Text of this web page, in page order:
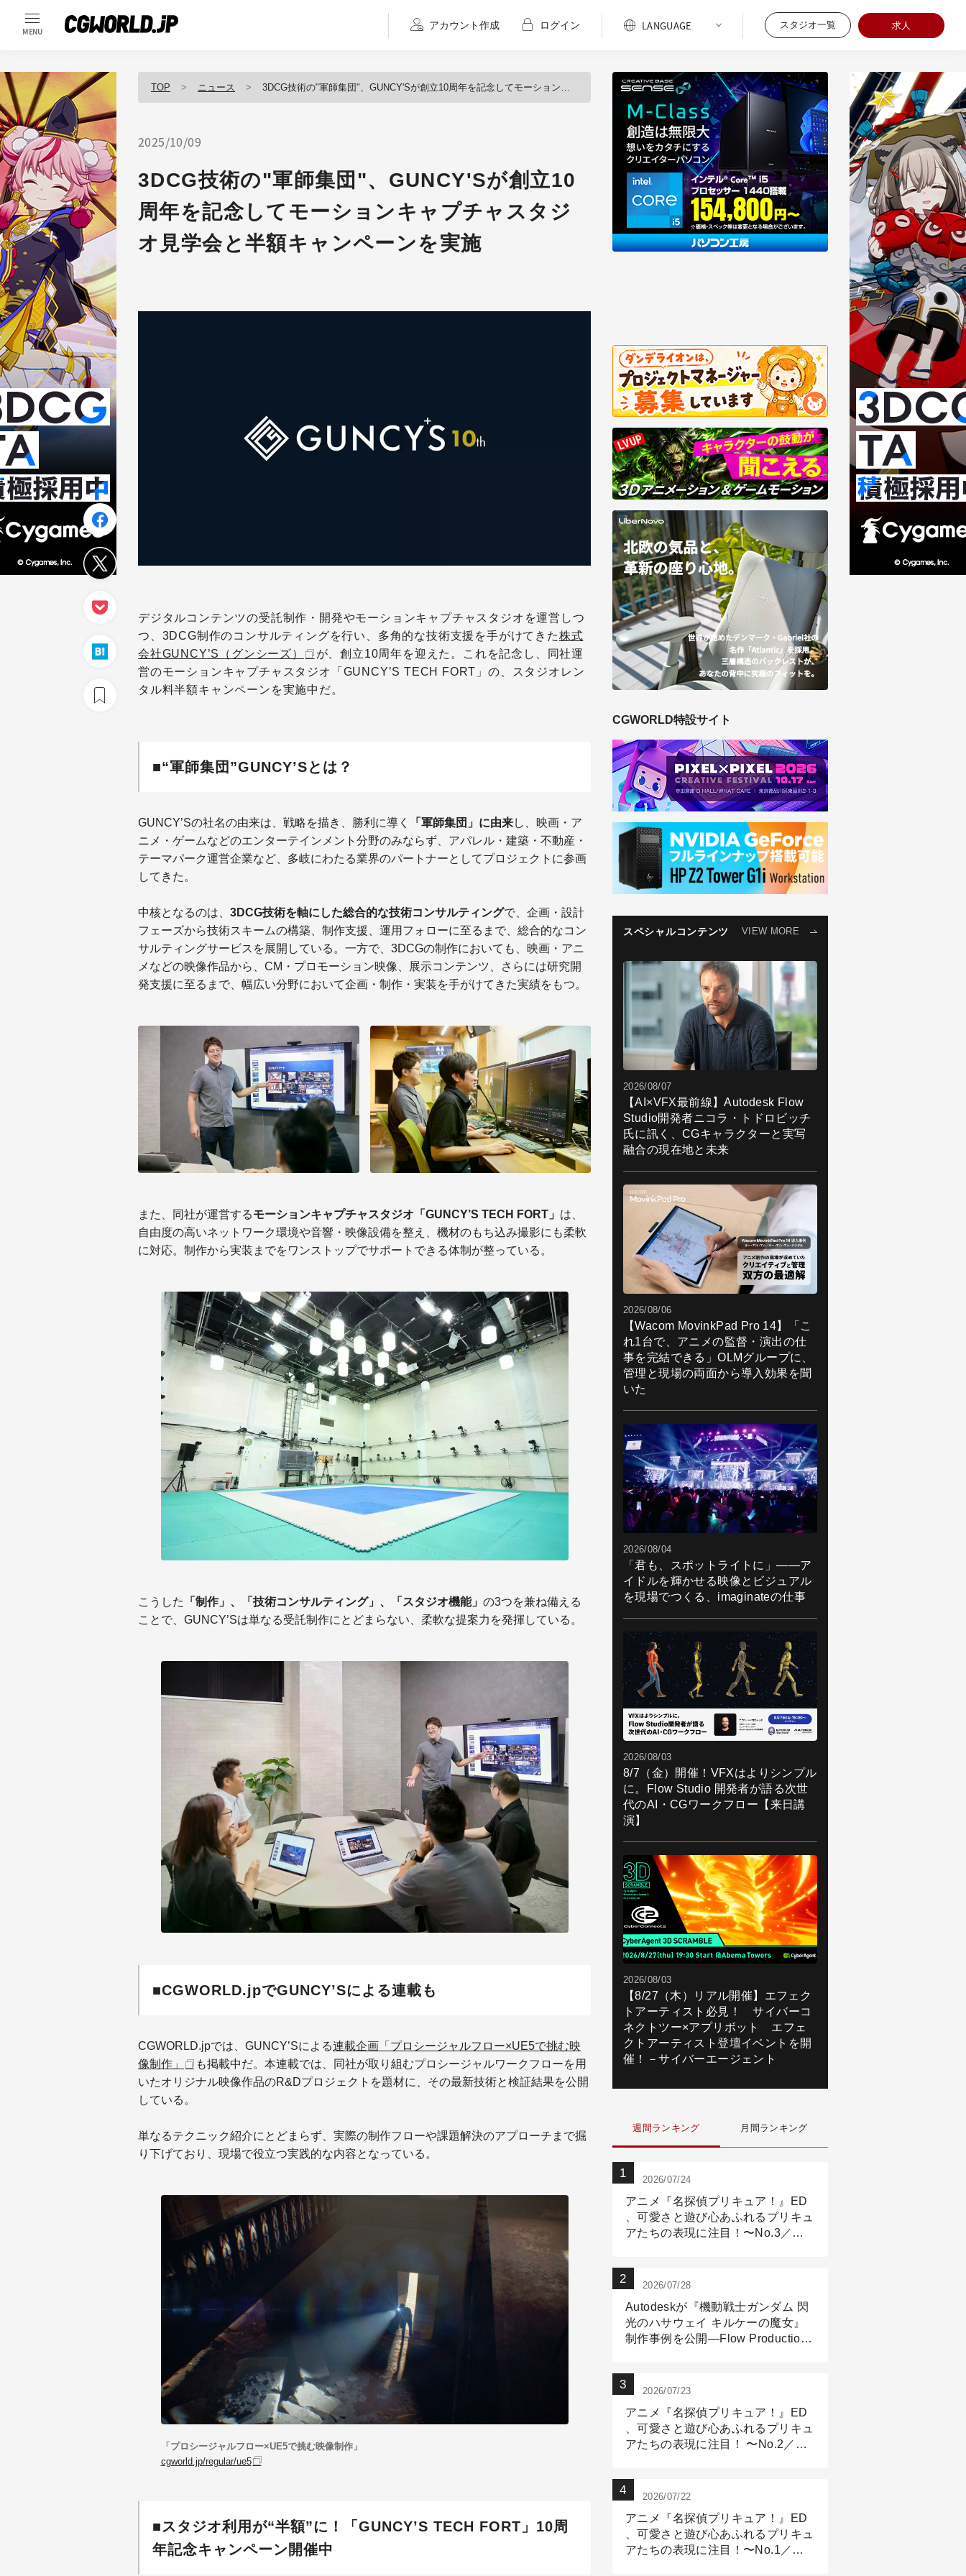
MENU
アカウント作成 ログイン スタジオ一覧 求人
TOP ニュース 3DCG技術の"軍師集団"、GUNCY'Sが創立10周年を記念してモーションキャプチャスタジオ見学会と半額キャンペーンを実施
2025/10/09
3DCG技術の"軍師集団"、GUNCY'Sが創立10
周年を記念してモーションキャプチャスタジ
オ見学会と半額キャンペーンを実施
デジタルコンテンツの受託制作・開発やモーションキャプチャスタジオを運営しつ
つ、3DCG制作のコンサルティングを行い、多角的な技術支援を手がけてきた株式
会社GUNCY’S（グンシーズ）
が、創立10周年を迎えた。これを記念し、同社運
営のモーションキャプチャスタジオ「GUNCY’S TECH FORT」の、スタジオレン
タル料半額キャンペーンを実施中だ。
■“軍師集団”GUNCY’Sとは？
GUNCY’Sの社名の由来は、戦略を描き、勝利に導く 「軍師集団」に由来し、映画・ア
ニメ・ゲームなどのエンターテインメント分野のみならず、アパレル・建築・不動産・
テーマパーク運営企業など、多岐にわたる業界のパートナーとしてプロジェクトに参画
してきた。
中核となるのは、 3DCG技術を軸にした総合的な技術コンサルティングで、企画・設計
フェーズから技術スキームの構築、制作支援、運用フォローに至るまで、総合的なコン
サルティングサービスを展開している。一方で、3DCGの制作においても、映画・アニ
メなどの映像作品から、CM・プロモーション映像、展示コンテンツ、さらには研究開
発支援に至るまで、幅広い分野において企画・制作・実装を手がけてきた実績をもつ。
また、同社が運営するモーションキャプチャスタジオ「GUNCY’S TECH FORT」 は、
自由度の高いネットワーク環境や音響・映像設備を整え、機材のもち込み撮影にも柔軟
に対応。制作から実装までをワンストップでサポートできる体制が整っている。
こうした 「制作」、「技術コンサルティング」、「スタジオ機能」 の3つを兼ね備える
ことで、GUNCY’Sは単なる受託制作にとどまらない、柔軟な提案力を発揮している。
■CGWORLD.jpでGUNCY’Sによる連載も
CGWORLD.jpでは、GUNCY’Sによる連載企画「プロシージャルフロー×UE5で挑む映
像制作」
も掲載中だ。本連載では、同社が取り組むプロシージャルワークフローを用
いたオリジナル映像作品のR&Dプロジェクトを題材に、その最新技術と検証結果を公開
している。
単なるテクニック紹介にとどまらず、実際の制作フローや課題解決のアプローチまで掘
り下げており、現場で役立つ実践的な内容となっている。
「プロシージャルフロー×UE5で挑む映像制作」
cgworld.jp/regular/ue5
■スタジオ利用が“半額”に！「GUNCY’S TECH FORT」10周
年記念キャンペーン開催中
CGWORLD特設サイト
スペシャルコンテンツ VIEW MORE
2026/08/07
【AI×VFX最前線】Autodesk Flow
Studio開発者ニコラ・トドロビッチ
氏に訊く、CGキャラクターと実写
融合の現在地と未来
2026/08/06
【Wacom MovinkPad Pro 14】「こ
れ1台で、アニメの監督・演出の仕
事を完結できる」OLMグループに、
管理と現場の両面から導入効果を聞
いた
2026/08/04
「君も、スポットライトに」――ア
イドルを輝かせる映像とビジュアル
を現場でつくる、imaginateの仕事
2026/08/03
8/7（金）開催！VFXはよりシンプル
に。Flow Studio 開発者が語る次世
代のAI・CGワークフロー【来日講
演】
2026/08/03
【8/27（木）リアル開催】エフェク
トアーティスト必見！ サイバーコ
ネクトツー×アプリボット エフェ
クトアーティスト登壇イベントを開
催！－サイバーエージェント
週間ランキング 月間ランキング
2026/07/24
アニメ『名探偵プリキュア！』ED
、可愛さと遊び心あふれるプリキュ
アたちの表現に注目！〜No.3／ア
2026/07/28
Autodeskが『機動戦士ガンダム 閃
光のハサウェイ キルケーの魔女』
制作事例を公開―Flow Production
2026/07/23
アニメ『名探偵プリキュア！』ED
、可愛さと遊び心あふれるプリキュ
アたちの表現に注目！ 〜No.2／モ
2026/07/22
アニメ『名探偵プリキュア！』ED
、可愛さと遊び心あふれるプリキュ
アたちの表現に注目！〜No.1／演